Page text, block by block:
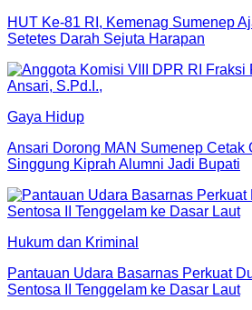
HUT Ke-81 RI, Kemenag Sumenep
Setetes Darah Sejuta Harapan
Gaya Hidup
Ansari Dorong MAN Sumenep Cetak
Singgung Kiprah Alumni Jadi Bupati
Hukum dan Kriminal
Pantauan Udara Basarnas Perkuat
Sentosa II Tenggelam ke Dasar Laut